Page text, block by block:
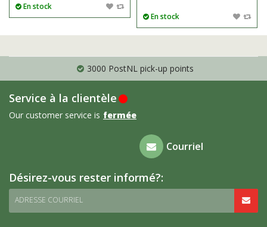
En stock
En stock
3000 PostNL pick-up points
Service à la clientèle
Our customer service is fermée
Foire aux
questions
Courriel
Désirez-vous rester informé?:
ADRESSE COURRIEL